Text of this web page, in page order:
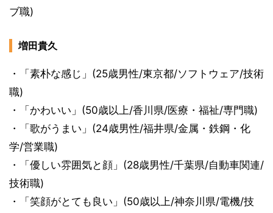
ブ職)
増田貴久
・「素朴な感じ」(25歳男性/東京都/ソフトウェア/技術
職)
・「かわいい」(50歳以上/香川県/医療・福祉/専門職)
・「歌がうまい」(24歳男性/福井県/金属・鉄鋼・化
学/営業職)
・「優しい雰囲気と顔」(28歳男性/千葉県/自動車関連/
技術職)
・「笑顔がとても良い」(50歳以上/神奈川県/電機/技